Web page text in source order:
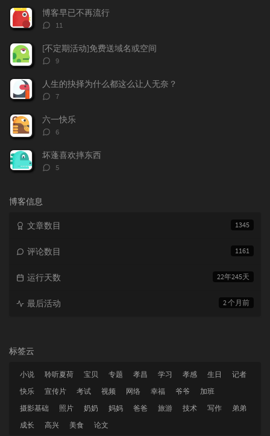
文
章
博客早已不再流行
评
数：
11
[不定期活动]免费送域名或空间
评
数：
9
人生的抉择为什么都这么让人无奈？
评
数：
7
六一快乐
评
数：
6
坏蓬喜欢摔东西
评
5
博客信息
1345
文章数目
1161
评论数目
22年245天
运行天数
2 个月前
最后活动
标签云
小说 聆听夏荷 宝贝 专题 孝昌 学习 孝感 生日
记者
快乐
宣传片 考试 视频 网络 幸福 爷爷
加班
摄影基础
照片 奶奶 妈妈 爸爸 旅游 技术 写作
弟弟
成长
高兴 美食 论文